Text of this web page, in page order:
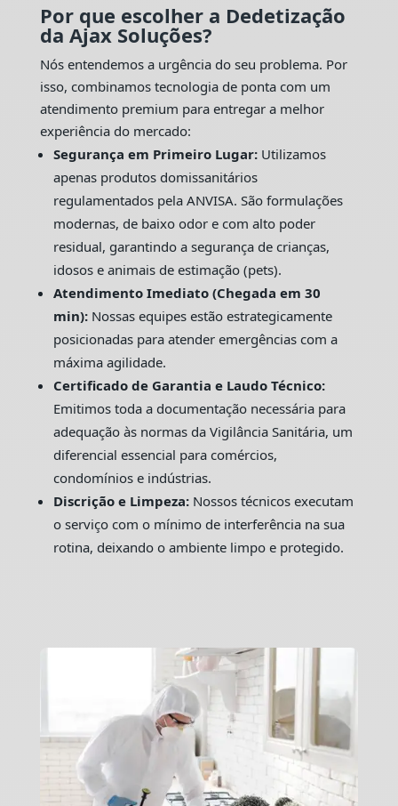
Por que escolher a Dedetização
da Ajax Soluções?
Nós entendemos a urgência do seu problema. Por
isso, combinamos tecnologia de ponta com um
atendimento premium para entregar a melhor
experiência do mercado:
Segurança em Primeiro Lugar:Utilizamos
apenas produtos domissanitários
regulamentados pela ANVISA. São formulações
modernas, de baixo odor e com alto poder
residual, garantindo a segurança de crianças,
idosos e animais de estimação (pets).
Atendimento Imediato (Chegada em 30
min):Nossas equipes estão estrategicamente
posicionadas para atender emergências com a
máxima agilidade.
Certificado de Garantia e Laudo Técnico:
Emitimos toda a documentação necessária para
adequação às normas da Vigilância Sanitária, um
diferencial essencial para comércios,
condomínios e indústrias.
Discrição e Limpeza:Nossos técnicos executam
o serviço com o mínimo de interferência na sua
rotina, deixando o ambiente limpo e protegido.